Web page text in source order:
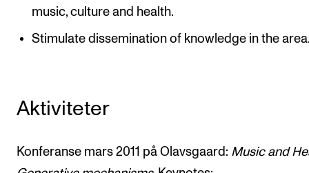
music, culture and health.
Stimulate dissemination of knowledge in the
Aktiviteter
Konferanse mars 2011 på Olavsgaard: Music and